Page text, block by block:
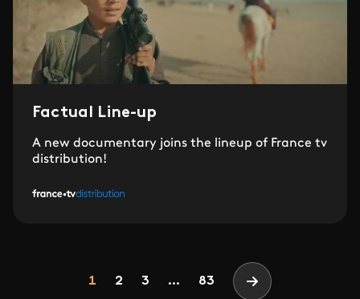
Factual Line-up
A new documentary joins the lineup of France tv
distribution!
Page
1 Page
2 Page
3 ... 83 Page suivante